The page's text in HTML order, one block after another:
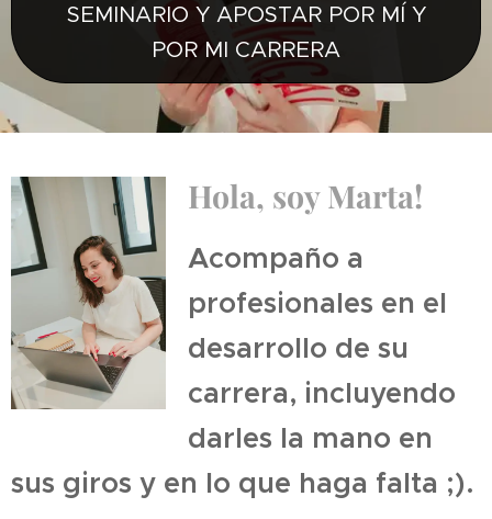
SEMINARIO Y APOSTAR POR MÍ Y
POR MI CARRERA
Hola, soy Marta!
Acompaño a
profesionales en el
desarrollo de su
carrera, incluyendo
darles la mano en
sus giros y en lo que haga falta ;).